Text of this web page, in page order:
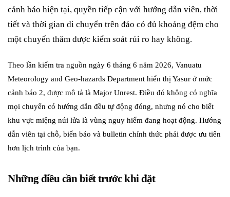
cảnh báo hiện tại, quyền tiếp cận với hướng dẫn viên, thời
tiết và thời gian di chuyển trên đảo có đủ khoảng đệm cho
một chuyến thăm được kiểm soát rủi ro hay không.
Theo lần kiểm tra nguồn ngày 6 tháng 6 năm 2026, Vanuatu
Meteorology and Geo-hazards Department hiển thị Yasur ở mức
cảnh báo 2, được mô tả là Major Unrest. Điều đó không có nghĩa
mọi chuyến có hướng dẫn đều tự động đóng, nhưng nó cho biết
khu vực miệng núi lửa là vùng nguy hiểm đang hoạt động. Hướng
dẫn viên tại chỗ, biển báo và bulletin chính thức phải được ưu tiên
hơn lịch trình của bạn.
Những điều cần biết trước khi đặt